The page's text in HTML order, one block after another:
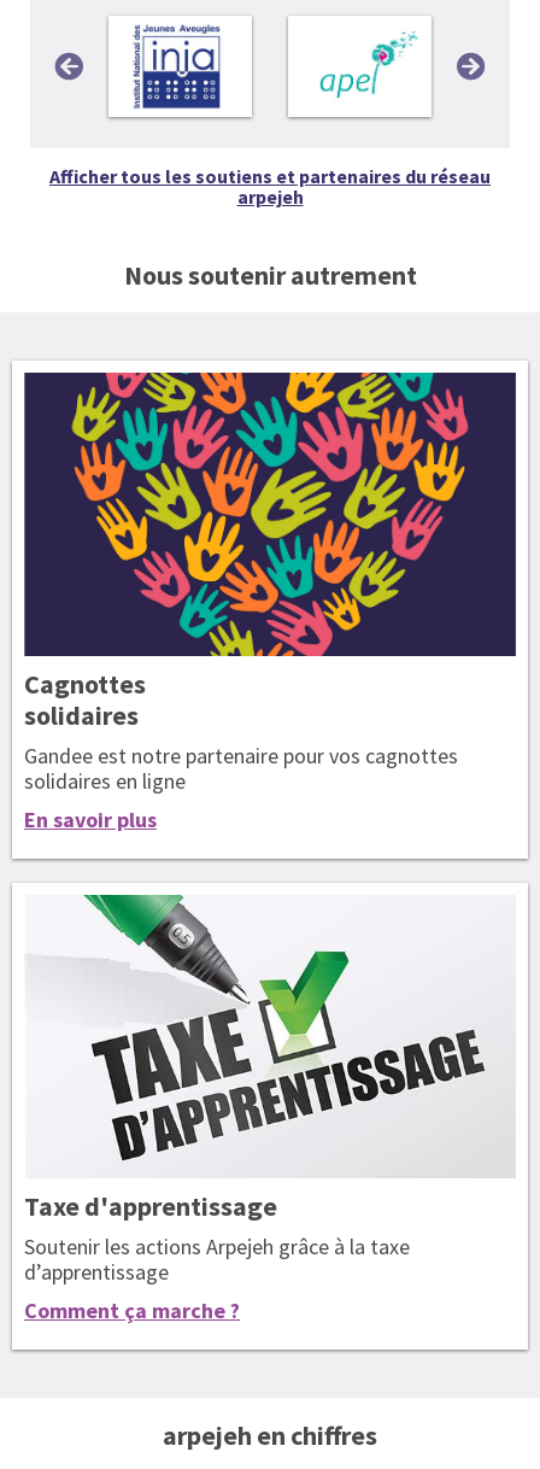
Afficher tous les soutiens et partenaires du réseau
arpejeh
Nous soutenir autrement
Cagnottes
solidaires
Gandee est notre partenaire pour vos cagnottes
solidaires en ligne
En savoir plus
Taxed'apprentissage
Soutenir les actions Arpejeh grâce à la taxe
d’apprentissage
Comment ça marche ?
arpejeh en chiffres